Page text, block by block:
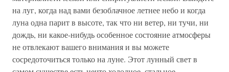
на луг, когда над вами безоблачное летнее небо и когда
луна одна парит в высоте, так что ни ветер, ни тучи, ни
дождь, ни какое-нибудь особенное состояние атмосферы
не отвлекают вашего внимания и вы можете
сосредоточиться только на луне. Этот лунный свет в